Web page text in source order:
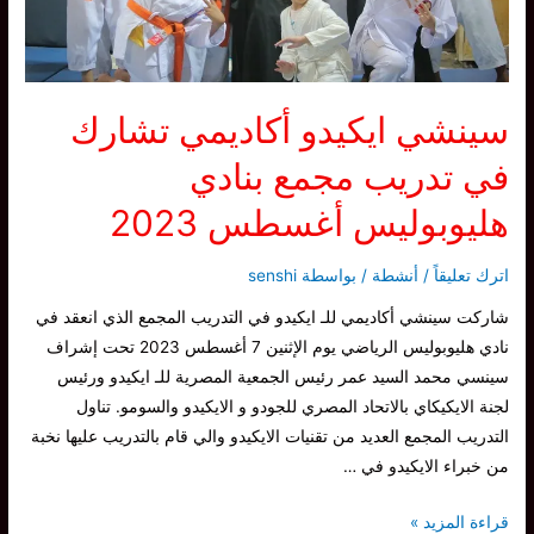
سينشي ايكيدو أكاديمي تشارك
في تدريب مجمع بنادي
هليوبوليس أغسطس 2023
اترك تعليقاً / أنشطة / بواسطة senshi
شاركت سينشي أكاديمي للـ ايكيدو في التدريب المجمع الذي انعقد في
نادي هليوبوليس الرياضي يوم الإثنين 7 أغسطس 2023 تحت إشراف
سينسي محمد السيد عمر رئيس الجمعية المصرية للـ ايكيدو ورئيس
لجنة الايكيكاي بالاتحاد المصري للجودو و الايكيدو والسومو. تناول
التدريب المجمع العديد من تقنيات الايكيدو والي قام بالتدريب عليها نخبة
من خبراء الايكيدو في …
سينشي
قراءة المزيد »